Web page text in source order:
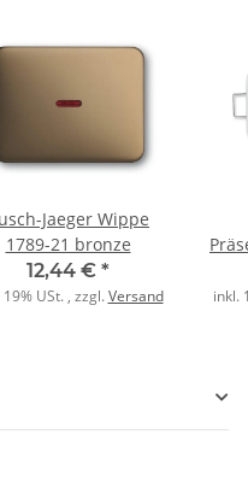
Jaeger Wippe
1789-21 bronze
12,44 € *
19% USt. , zzgl.Versand inkl.